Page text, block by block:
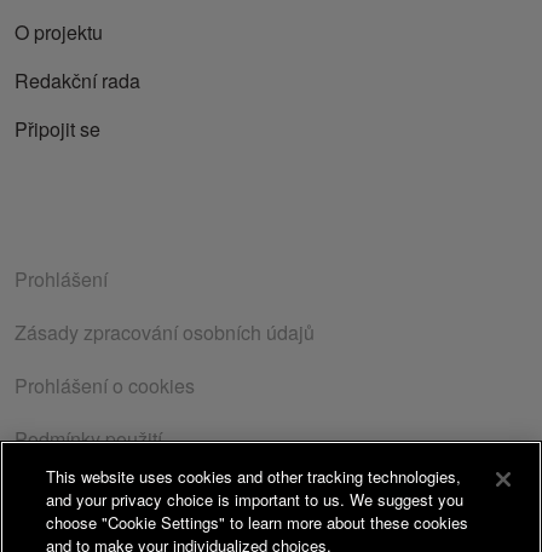
O projektu
Redakční rada
Připojit se
Prohlášení
Zásady zpracování osobních údajů
Prohlášení o cookies
Podmínky použití
Zásady o ochraně osobních údajů| Copyright© 2026
Takeda Pharmaceuticals Czech Republic s.r.o. Všechna
This website uses cookies and other tracking technologies,
and your privacy choice is important to us. We suggest you
choose "Cookie Settings" to learn more about these cookies
and to make your individualized choices.